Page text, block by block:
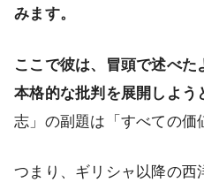
みます。
ここで彼は、冒頭で述べ
本格的な批判を展開しよう
志」の副題は「すべての価
つまり、ギリシャ以降の